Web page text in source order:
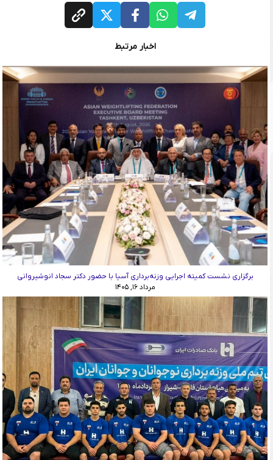
اخبار مرتبط
برگزاری نشست کمیته اجرایی وزنه‌برداری آسیا با حضور دکتر سجاد انوشیروانی
مرداد ۱۶, ۱۴۰۵